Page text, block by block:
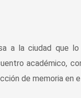
a la ciudad que
académico,
de memoria en